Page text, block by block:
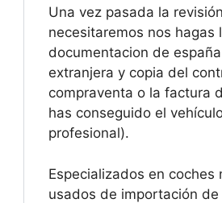
Una vez pasada la revisión
necesitaremos nos hagas
documentacion de
extranjera y copia del
compraventa o la factura
has conseguido el
profesional).
Especializados en coches
usados de importación de